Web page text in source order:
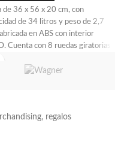
de 36 x 56 x 20 cm, con
de 34 litros y peso de 2,7
en ABS con interior
Cuenta con 8 ruedas giratorias
manija reforzada y mango
de 48 cm. Incluye 2
para grabado (5,3 x 3 cm) y
con combinación.
regalos